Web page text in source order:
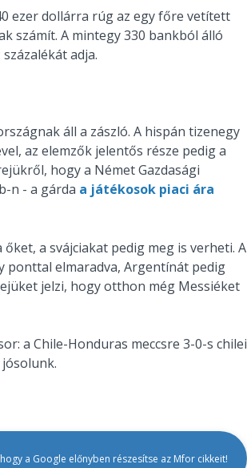
ezer dollárra rúg az egy főre vetített
számít. A mintegy 330 bankból álló
adja.
áll a zászló. A hispán tizenegy
az elemzők jelentős része pedig a
hogy a Német Gazdasági
n - a gárda a játékosok piaci ára
a svájciakat pedig meg is verheti. A
ponttal elmaradva, Argentínát pedig
jelzi, hogy otthon még Messiéket
a Chile-Honduras meccsre 3-0-s chilei
a Google előnyben részesítse az Mfor cikkeit!